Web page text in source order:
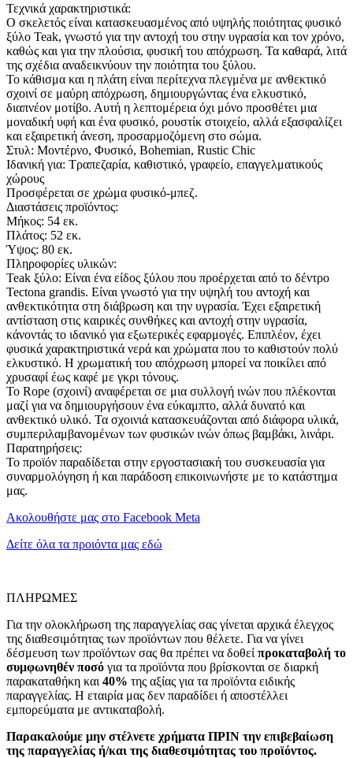
Τεχνικά χαρακτηριστικά:
Ο σκελετός είναι κατασκευασμένος από υψηλής ποιότητας φυσικό
ξύλο Teak, γνωστό για την αντοχή του στην υγρασία και τον χρόνο,
καθώς και για την πλούσια, φυσική του απόχρωση. Τα καθαρά, λιτά
της σχέδια αναδεικνύουν την ποιότητα του ξύλου.
Το κάθισμα και η πλάτη είναι περίτεχνα πλεγμένα με ανθεκτικό
σχοινί σε μαύρη απόχρωση, δημιουργώντας ένα ελκυστικό,
διαπνέον μοτίβο. Αυτή η λεπτομέρεια όχι μόνο προσθέτει μια
μοναδική υφή και ένα φυσικό, ρουστίκ στοιχείο, αλλά εξασφαλίζει
και εξαιρετική άνεση, προσαρμοζόμενη στο σώμα.
Στυλ: Μοντέρνο, Φυσικό, Bohemian, Rustic Chic
Ιδανική για: Τραπεζαρία, καθιστικό, γραφείο, επαγγελματικούς
χώρους
Προσφέρεται σε χρώμα φυσικό-μπεζ.
Διαστάσεις προϊόντος:
Μήκος: 54 εκ.
Πλάτος: 52 εκ.
Ύψος: 80 εκ.
Πληροφορίες υλικών:
Teak ξύλο: Είναι ένα είδος ξύλου που προέρχεται από το δέντρο
Tectona grandis. Είναι γνωστό για την υψηλή του αντοχή και
ανθεκτικότητα στη διάβρωση και την υγρασία. Έχει εξαιρετική
αντίσταση στις καιρικές συνθήκες και αντοχή στην υγρασία,
κάνοντάς το ιδανικό για εξωτερικές εφαρμογές. Επιπλέον, έχει
φυσικά χαρακτηριστικά νερά και χρώματα που το καθιστούν πολύ
ελκυστικό. Η χρωματική του απόχρωση μπορεί να ποικίλει από
χρυσαφί έως καφέ με γκρι τόνους.
Το Rope (σχοινί) αναφέρεται σε μια συλλογή ινών που πλέκονται
μαζί για να δημιουργήσουν ένα εύκαμπτο, αλλά δυνατό και
ανθεκτικό υλικό. Τα σχοινιά κατασκευάζονται από διάφορα υλικά,
συμπεριλαμβανομένων των φυσικών ινών όπως βαμβάκι, λινάρι.
Παρατηρήσεις:
Το προϊόν παραδίδεται στην εργοστασιακή του συσκευασία για
συναρμολόγηση ή και παράδοση επικοινωνήστε με το κατάστημα
μας.
Ακολουθήστε μας στο Facebook Meta
Δείτε όλα τα προιόντα μας εδώ
ΠΛΗΡΩΜΕΣ
Για την ολοκλήρωση της παραγγελίας σας γίνεται αρχικά έλεγχος
της διαθεσιμότητας των προϊόντων που θέλετε. Για να γίνει
δέσμευση των προϊόντων σας θα πρέπει να δοθεί προκαταβολή το
συμφωνηθέν ποσό για τα προϊόντα που βρίσκονται σε διαρκή
παρακαταθήκη και 40% της αξίας για τα προϊόντα ειδικής
παραγγελίας. Η εταιρία μας δεν παραδίδει ή αποστέλλει
εμπορεύματα με αντικαταβολή.
Παρακαλούμε μην στέλνετε χρήματα ΠΡΙΝ την επιβεβαίωση
της παραγγελίας ή/και της διαθεσιμότητας του προϊόντος.